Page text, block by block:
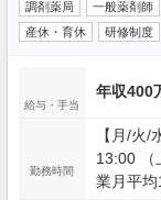
調剤薬局 一般薬剤師
産休・育休
研修制度
給与・手当
年収400
勤務時間
【月/火
13:00 （
業月平均